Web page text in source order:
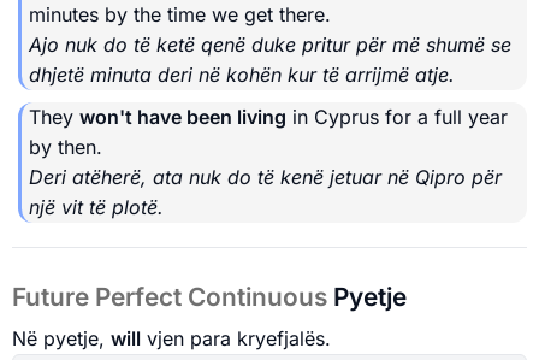
minutes by the time we get there.
Ajo nuk do të ketë qenë duke pritur për më shumë se
dhjetë minuta deri në kohën kur të arrijmë atje.
They won't have been living in Cyprus for a full year
by then.
Deri atëherë, ata nuk do të kenë jetuar në Qipro për
një vit të plotë.
Future Perfect Continuous Pyetje
Në pyetje, will vjen para kryefjalës.